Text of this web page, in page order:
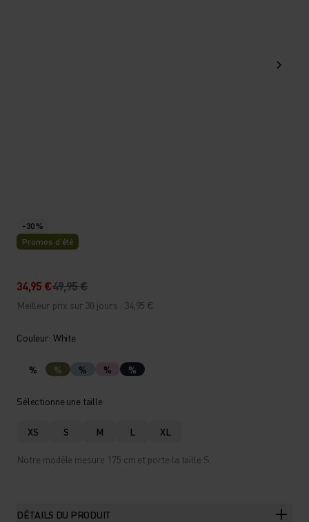
-30 %
Promos d’été
34,95 €49,95 €
Meilleur prix sur 30 jours : 34,95 €
Couleur: White
% % % % %
Sélectionne une taille
XS S M L XL
Notre modèle mesure 175 cm et porte la taille S.
DÉTAILS DU PRODUIT